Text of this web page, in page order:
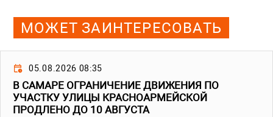
МОЖЕТ ЗАИНТЕРЕСОВАТЬ
05.08.2026 08:35
В САМАРЕ ОГРАНИЧЕНИЕ ДВИЖЕНИЯ ПО
УЧАСТКУ УЛИЦЫ КРАСНОАРМЕЙСКОЙ
ПРОДЛЕНО ДО 10 АВГУСТА